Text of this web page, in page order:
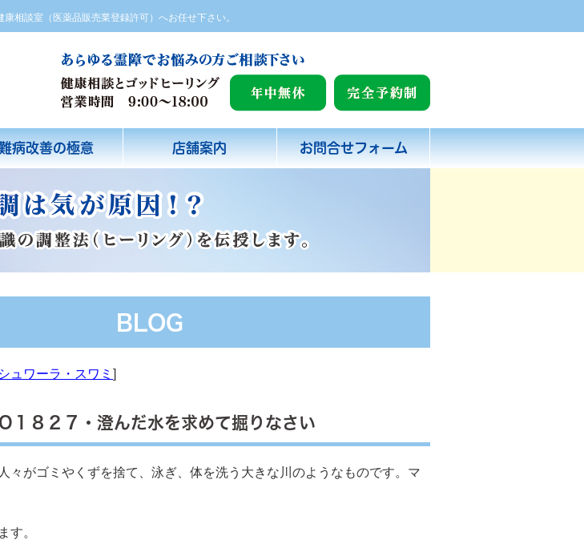
相談室（医薬品販売業登録許可）へお任せ下さい。
病改善の極意 店舗案内 お問合せフォーム
BLOG
ュワーラ・スワミ ]
１８２７・澄んだ水を求めて掘りなさい
々がゴミやくずを捨て、泳ぎ、体を洗う大きな川のようなものです。マ
す。